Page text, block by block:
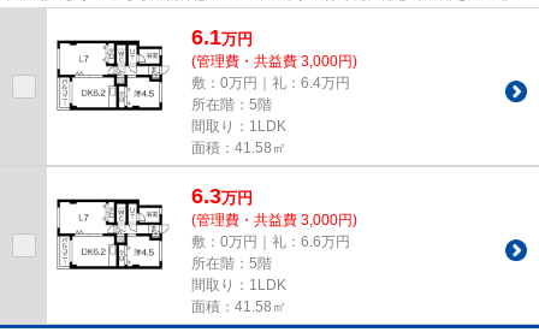
6.1万円
(管理費・共益費 3,000円)
敷：0万円｜礼：6.4万円
所在階：5階
間取り：1LDK
面積：41.58㎡
6.3万円
(管理費・共益費 3,000円)
敷：0万円｜礼：6.6万円
所在階：5階
間取り：1LDK
面積：41.58㎡